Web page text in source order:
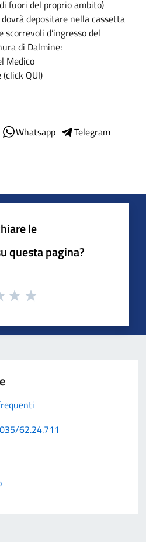
fuori del proprio ambito)
depositare nella cassetta
d’ingresso del
di Dalmine:
Medico
QUI)
Whatsapp
Telegram
le
questa pagina?
62.24.711